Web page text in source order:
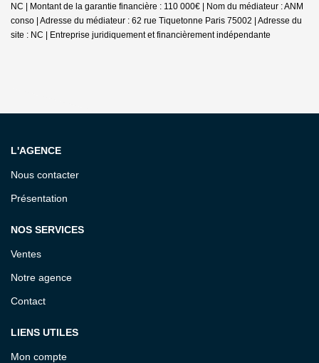
NC | Montant de la garantie financière : 110 000€ | Nom du médiateur : ANM
conso | Adresse du médiateur : 62 rue Tiquetonne Paris 75002 | Adresse du
site : NC | Entreprise juridiquement et financièrement indépendante
L'AGENCE
Nous contacter
Présentation
NOS SERVICES
Ventes
Notre agence
Contact
LIENS UTILES
Mon compte